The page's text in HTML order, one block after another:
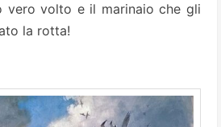
vero volto e il marinaio che gli
la rotta!